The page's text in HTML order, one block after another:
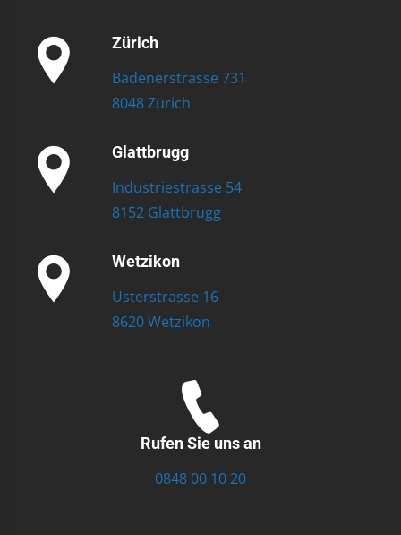
Zürich
Badenerstrasse 731
8048 Zürich
Glattbrugg
Industriestrasse 54
8152 Glattbrugg
Wetzikon
Usterstrasse 16
8620 Wetzikon
Rufen Sie uns an
0848 00 10 20